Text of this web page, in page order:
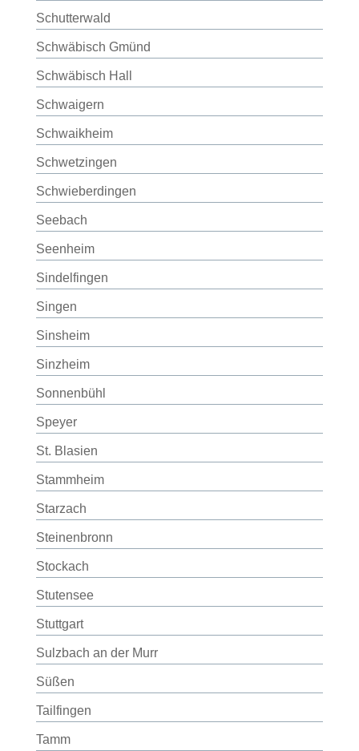
Schutterwald
Schwäbisch Gmünd
Schwäbisch Hall
Schwaigern
Schwaikheim
Schwetzingen
Schwieberdingen
Seebach
Seenheim
Sindelfingen
Singen
Sinsheim
Sinzheim
Sonnenbühl
Speyer
St. Blasien
Stammheim
Starzach
Steinenbronn
Stockach
Stutensee
Stuttgart
Sulzbach an der Murr
Süßen
Tailfingen
Tamm